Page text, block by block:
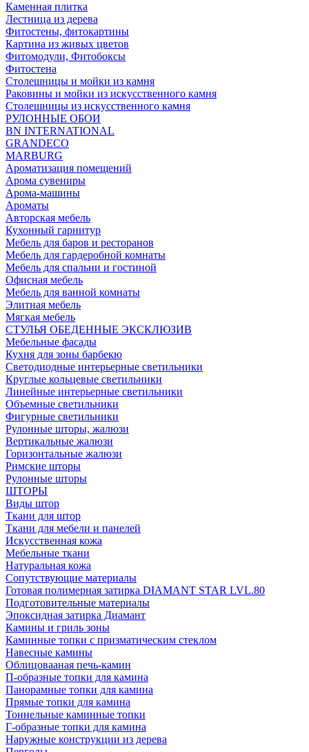
Каменная плитка
Лестница из дерева
Фитостены, фитокартины
Картина из живых цветов
Фитомодули, Фитобоксы
Фитостена
Столешницы и мойки из камня
Раковины и мойки из искусственного камня
Столешницы из искусственного камня
РУЛОННЫЕ ОБОИ
BN INTERNATIONAL
GRANDECO
MARBURG
Ароматизация помещений
Арома сувениры
Арома-машины
Ароматы
Авторская мебель
Кухонный гарнитур
Мебель для баров и ресторанов
Мебель для гардеробной комнаты
Мебель для спальни и гостиной
Офисная мебель
Мебель для ванной комнаты
Элитная мебель
Мягкая мебель
СТУЛЬЯ ОБЕДЕННЫЕ ЭКСКЛЮЗИВ
Мебельные фасады
Кухня для зоны барбекю
Светодиодные интерьерные светильники
Круглые кольцевые светильники
Линейные интерьерные светильники
Объемные светильники
Фигурные светильники
Рулонные шторы, жалюзи
Вертикальные жалюзи
Горизонтальные жалюзи
Римские шторы
Рулонные шторы
ШТОРЫ
Виды штор
Ткани для штор
Ткани для мебели и панелей
Искусственная кожа
Мебельные ткани
Натуральная кожа
Сопутствующие материалы
Готовая полимерная затирка DIAMANT STAR LVL.80
Подготовительные материалы
Эпоксидная затирка Диамант
Камины и гриль зоны
Каминные топки с призматическим стеклом
Навесные камины
Облицовааная печь-камин
П-образные топки для камина
Панорамные топки для камина
Прямые топки для камина
Тоннельные каминные топки
Г-образные топки для камина
Наружные конструкции из дерева